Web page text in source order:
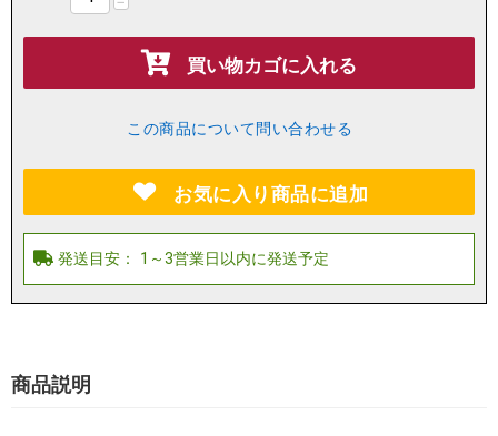
買い物カゴに入れる
この商品について問い合わせる
お気に入り商品に追加
商品説明